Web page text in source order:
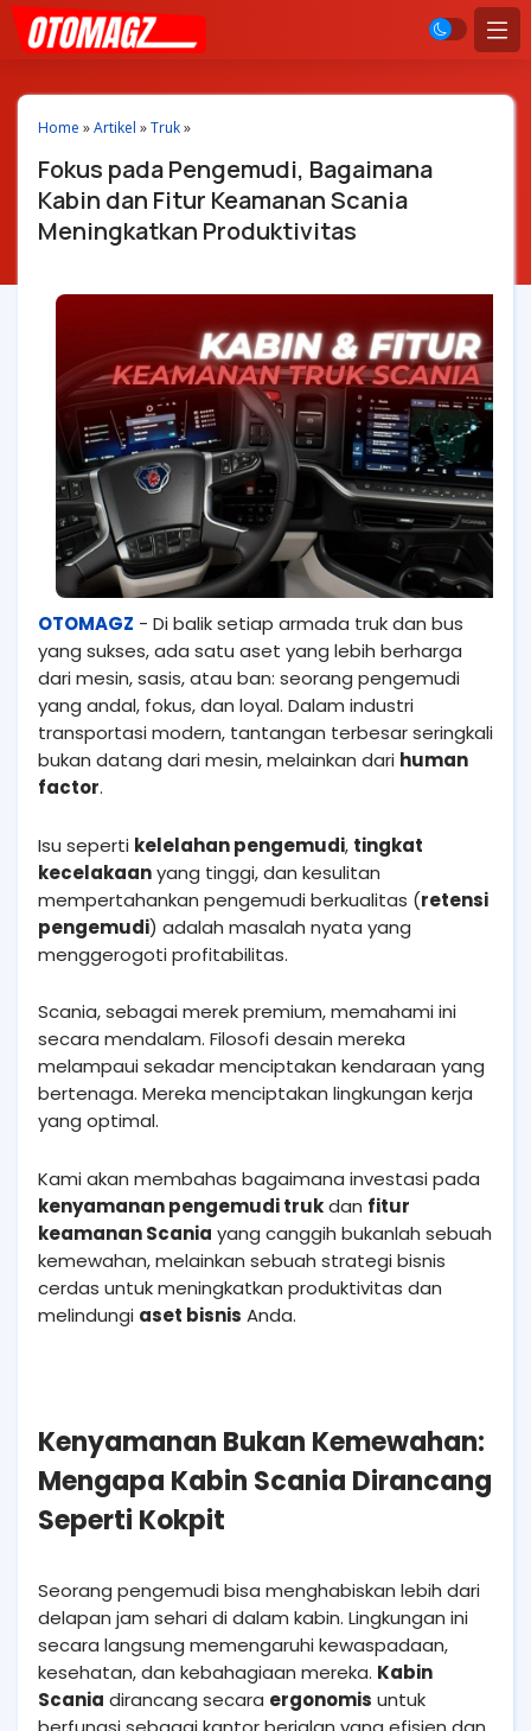
Home »Artikel »Truk»
Fokus pada Pengemudi, Bagaimana
Kabin dan Fitur Keamanan Scania
Meningkatkan Produktivitas
OTOMAGZ - Di balik setiap armada truk dan bus
yang sukses, ada satu aset yang lebih berharga
dari mesin, sasis, atau ban: seorang pengemudi
yang andal, fokus, dan loyal. Dalam industri
transportasi modern, tantangan terbesar seringkali
bukan datang dari mesin, melainkan dari human
factor.
Isu seperti kelelahan pengemudi, tingkat
kecelakaanyang tinggi, dan kesulitan
mempertahankan pengemudi berkualitas (retensi
pengemudi) adalah masalah nyata yang
menggerogoti profitabilitas.
Scania, sebagai merek premium, memahami ini
secara mendalam. Filosofi desain mereka
melampaui sekadar menciptakan kendaraan yang
bertenaga. Mereka menciptakan lingkungan kerja
yang optimal.
Kami akan membahas bagaimana investasi pada
kenyamanan pengemudi trukdan fitur
keamanan Scania yang canggih bukanlah sebuah
kemewahan, melainkan sebuah strategi bisnis
cerdas untuk meningkatkan produktivitas dan
melindungi aset bisnis Anda.
Kenyamanan Bukan Kemewahan:
Mengapa Kabin Scania Dirancang
Seperti Kokpit
Seorang pengemudi bisa menghabiskan lebih dari
delapan jam sehari di dalam kabin. Lingkungan ini
secara langsung memengaruhi kewaspadaan,
kesehatan, dan kebahagiaan mereka. Kabin
Scania dirancang secara ergonomis untuk